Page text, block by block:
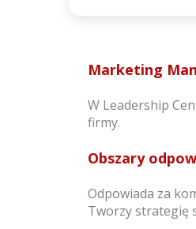
Marketing
W Leadership
firmy.
Obszary
Odpowiada za
Tworzy strategię